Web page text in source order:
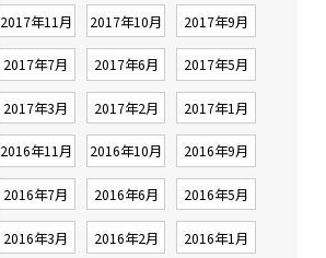
2017年11月 2017年10月 2017年9月
2017年7月 2017年6月 2017年5月
2017年3月 2017年2月 2017年1月
2016年11月 2016年10月 2016年9月
2016年7月 2016年6月 2016年5月
2016年3月 2016年2月 2016年1月